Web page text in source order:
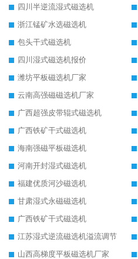
四川半逆流湿式磁选机
浙江锰矿水选磁选机
包头干式磁选机
四川湿式磁选机报价
潍坊平板磁选机厂家
云南高强磁磁选机厂家
广西超强皮带辊式磁选机
广西铁矿干式磁选机
海南强磁平板磁选机
河南开封湿式磁选机
福建优质河沙磁选机
甘肃湿式永磁磁选机
广西铁矿干式磁选机
江苏湿式逆流磁选机溢流调节
山西高梯度平板磁选机厂家